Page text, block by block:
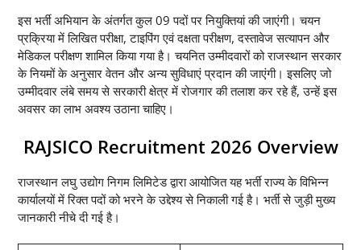
इस भर्ती अभियान के अंतर्गत कुल 09 पदों पर नियुक्तियां की जाएंगी। चयन
प्रक्रिया में लिखित परीक्षा, टाइपिंग एवं दक्षता परीक्षण, दस्तावेज सत्यापन और
मेडिकल परीक्षण शामिल किया गया है। चयनित उम्मीदवारों को राजस्थान सरकार
के नियमों के अनुसार वेतन और अन्य सुविधाएं प्रदान की जाएंगी। इसलिए जो
उम्मीदवार लंबे समय से सरकारी क्षेत्र में रोजगार की तलाश कर रहे हैं, उन्हें इस
अवसर का लाभ अवश्य उठाना चाहिए।
RAJSICO Recruitment 2026 Overview
राजस्थान लघु उद्योग निगम लिमिटेड द्वारा आयोजित यह भर्ती राज्य के विभिन्न
कार्यालयों में रिक्त पदों को भरने के उद्देश्य से निकाली गई है। भर्ती से जुड़ी मुख्य
जानकारी नीचे दी गई है।